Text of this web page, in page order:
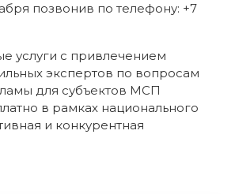
позвонив по телефону: +7
услуги с привлечением
экспертов по вопросам
для субъектов МСП
в рамках национального
и конкурентная